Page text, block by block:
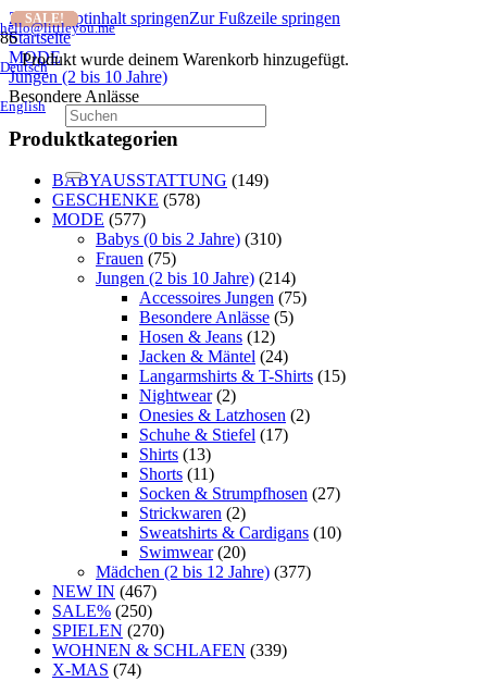
Zum Hauptinhalt springenZur Fußzeile springen
hello@littleyou.me
Deutsch
English
Produkt wurde deinem Warenkorb hinzugefügt.
Startseite
MODE
Jungen (2 bis 10 Jahre)
Besondere Anlässe
Produktkategorien
BABYAUSSTATTUNG (149)
GESCHENKE (578)
MODE (577)
Babys (0 bis 2 Jahre) (310)
Frauen (75)
Jungen (2 bis 10 Jahre) (214)
Accessoires Jungen (75)
Besondere Anlässe (5)
Hosen & Jeans (12)
Jacken & Mäntel (24)
Langarmshirts & T-Shirts (15)
Nightwear (2)
Onesies & Latzhosen (2)
Schuhe & Stiefel (17)
Shirts (13)
Shorts (11)
Socken & Strumpfhosen (27)
Strickwaren (2)
Sweatshirts & Cardigans (10)
Swimwear (20)
Mädchen (2 bis 12 Jahre) (377)
NEW IN (467)
SALE% (250)
SPIELEN (270)
WOHNEN & SCHLAFEN (339)
X-MAS (74)
SALE!
SALE!
SALE!
SALE!
SALE!